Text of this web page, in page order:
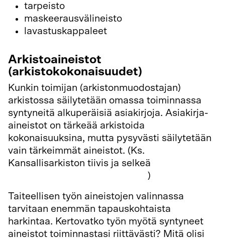
tarpeisto
maskeerausvälineisto
lavastuskappaleet
Arkistoaineistot
(arkistokokonaisuudet)
Kunkin toimijan (arkistonmuodostajan)
arkistossa säilytetään omassa toiminnassa
syntyneitä alkuperäisiä asiakirjoja. Asiakirja-
aineistot on tärkeää arkistoida
kokonaisuuksina, mutta pysyvästi säilytetään
vain tärkeimmät aineistot. (Ks.
Kansallisarkiston tiivis ja selkeä
)
Taiteellisen työn aineistojen valinnassa
tarvitaan enemmän tapauskohtaista
harkintaa. Kertovatko työn myötä syntyneet
aineistot toiminnastasi riittävästi? Mitä olisi